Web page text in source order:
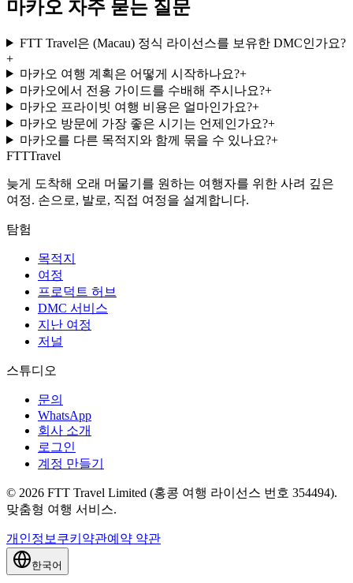
마카오 자주 묻는 질문
FTT Travel은 (Macau) 정식 라이선스를 보유한 DMC인가요?
+
마카오 여행 계획은 어떻게 시작하나요?+
마카오에서 전용 가이드를 수배해 주시나요?+
마카오 프라이빗 여행 비용은 얼마인가요?+
마카오 방문에 가장 좋은 시기는 언제인가요?+
마카오를 다른 목적지와 함께 묶을 수 있나요?+
FTTTravel
늦게 도착해 오래 머물기를 원하는 여행자를 위한 사려 깊은
여정. 손으로, 발로, 직접 여정을 설계합니다.
탐험
목적지
여정
프로덕트 허브
DMC 서비스
지난 여정
저널
스튜디오
문의
WhatsApp
회사 소개
로그인
계정 만들기
© 2026 FTT Travel Limited (홍콩 여행 라이선스 번호 354494).
맞춤형 여행 서비스.
개인정보 쿠키 약관예약 약관
한국어